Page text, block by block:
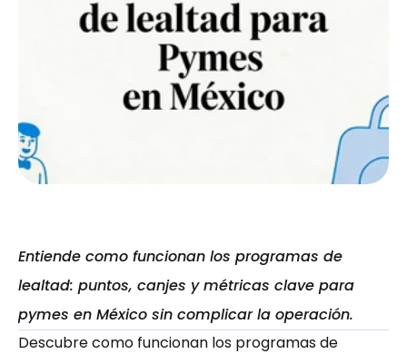
Entiende como funcionan los programas de
lealtad: puntos, canjes y métricas clave para
pymes en México sin complicar la operación.
Descubre como funcionan los programas de